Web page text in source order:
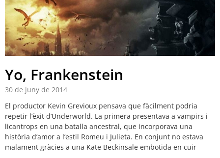
Yo, Frankenstein
30 de juny de 2014
El productor Kevin Grevioux pensava que fàcilment podria
repetir l’èxit d’Underworld. La primera presentava a vampirs i
licantrops en una batalla ancestral, que incorporava una
història d’amor a l’estil Romeu i Julieta. En conjunt no estava
malament gràcies a una Kate Beckinsale embotida en cuir